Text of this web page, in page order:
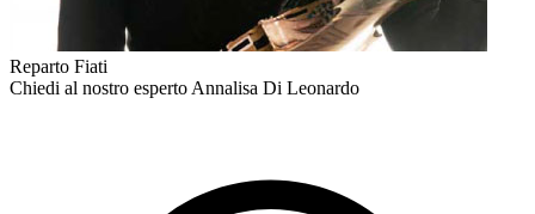
Reparto Fiati
Chiedi al nostro espertoAnnalisa Di Leonardo